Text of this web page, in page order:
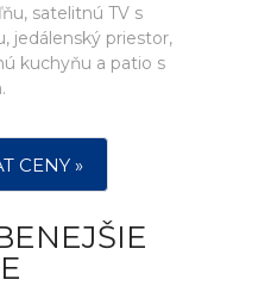
satelitnú TV s
jedálenský priestor,
kuchyňu a patio s
CENY »